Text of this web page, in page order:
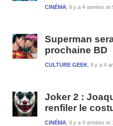
Il y a 4 années et
CINÉMA
Superman
prochaine BD
Il y a 4
CULTURE GEEK
Joker 2 :
renfiler le
Il y a 4 années et
CINÉMA